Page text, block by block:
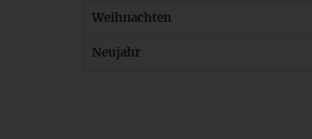
Weihnachten
Neujahr